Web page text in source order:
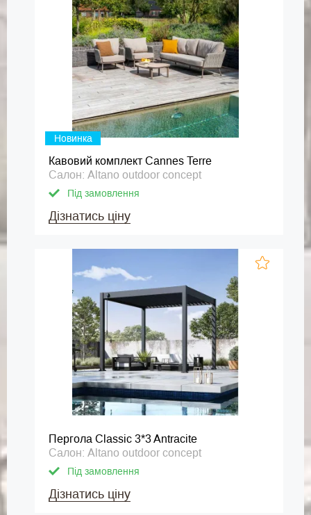
Новинка
Кавовий комплект Cannes Terre
Салон: Altano outdoor concept
Під замовлення
Дізнатись ціну
Пергола Classic 3*3 Antracite
Салон: Altano outdoor concept
Під замовлення
Дізнатись ціну